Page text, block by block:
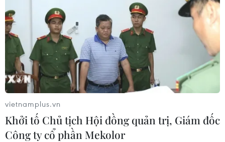
hoạt động để bảo vệ hệ sinh thái tại di sản; gắn
lợi tích của cộng đồng địa phương với việc bảo
tồn và phát huy giá trị di sản./.
(Vietnam+)
vietnamplus.vn
Khởi tố Chủ tịch Hội đồng quản trị, Giám đốc
Công ty cổ phần Mekolor